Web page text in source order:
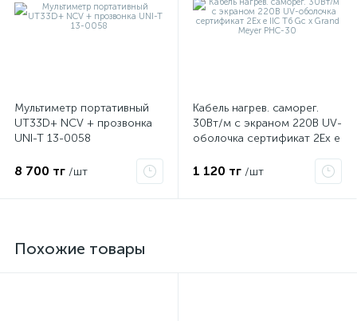
Мультиметр портативный
UT33D+ NCV + прозвонка
UNI-T 13-0058
8 700 тг /шт
Кабель нагрев. саморег.
30Вт/м с экраном 220В UV-
оболочка сертификат 2Ex e
PHC-30
1 120 тг /шт
Похожие товары